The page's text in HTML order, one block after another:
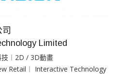
Limited
︱2D / 3D動畫
Retail︱ Interactive Technology